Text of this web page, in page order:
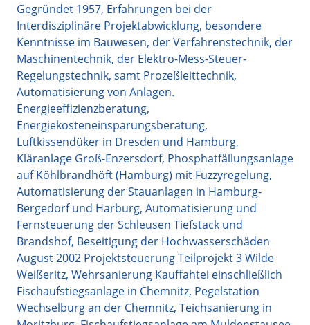
Gegründet 1957, Erfahrungen bei der
Interdisziplinäre Projektabwicklung, besondere
Kenntnisse im Bauwesen, der Verfahrenstechnik, der
Maschinentechnik, der Elektro-Mess-Steuer-
Regelungstechnik, samt Prozeßleittechnik,
Automatisierung von Anlagen.
Energieeffizienzberatung,
Energiekosteneinsparungsberatung,
Luftkissendüker in Dresden und Hamburg,
Kläranlage Groß-Enzersdorf, Phosphatfällungsanlage
auf Köhlbrandhöft (Hamburg) mit Fuzzyregelung,
Automatisierung der Stauanlagen in Hamburg-
Bergedorf und Harburg, Automatisierung und
Fernsteuerung der Schleusen Tiefstack und
Brandshof, Beseitigung der Hochwasserschäden
August 2002 Projektsteuerung Teilprojekt 3 Wilde
Weißeritz, Wehrsanierung Kauffahtei einschließlich
Fischaufstiegsanlage in Chemnitz, Pegelstation
Wechselburg an der Chemnitz, Teichsanierung in